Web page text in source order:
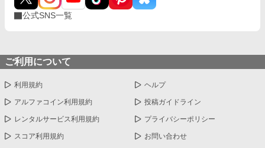
公式SNS一覧
ご利用について
利用規約 ヘルプ
アルファコイン利用規約 投稿ガイドライン
レンタルサービス利用規約 プライバシーポリシー
スコア利用規約 お問い合わせ